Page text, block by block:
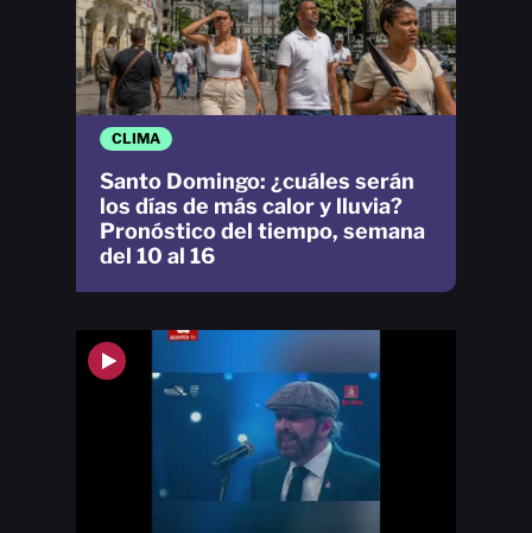
CLIMA
Santo Domingo: ¿cuáles serán
los días de más calor y lluvia?
Pronóstico del tiempo, semana
del 10 al 16